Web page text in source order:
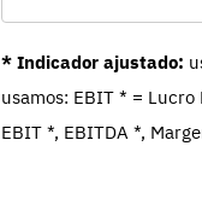
* Indicador ajustado:
usamos: EBIT * = Lucro
EBIT *, EBITDA *,